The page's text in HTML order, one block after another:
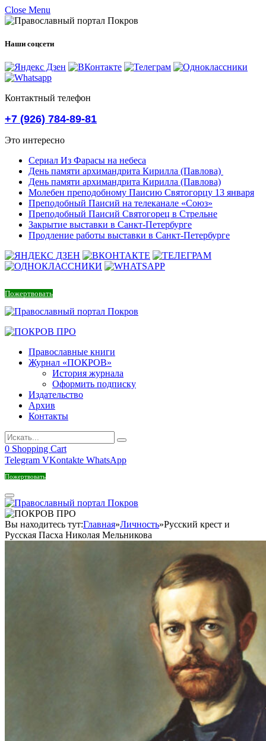
Close Menu
Наши соцсети
Контактный телефон
+7 (926) 784-89-81
Это интересно
Сериал Из Фарасы на небеса
День памяти архимандрита Кирилла (Павлова)
День памяти архимандрита Кирилла (Павлова)
Молебен преподобному Паисию Святогорцу 13 января
Преподобный Паисий на телеканале «Союз»
Преподобный Паисий Святогорец в Стрельне
Закрытие выставки в Санкт-Петербурге
Продление работы выставки в Санкт-Петербурге
Пожертвовать
Православные книги
Журнал «ПОКРОВ»
История журнала
Оформить подписку
Издательство
Архив
Контакты
0 Shopping Cart
Telegram VKontakte WhatsApp
Пожертвовать
Вы находитесь тут:Главная»Личность»Русский крест и
Русская Пасха Николая Мельникова